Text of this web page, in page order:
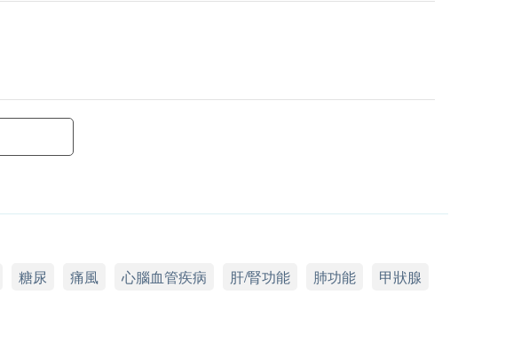
糖尿 痛風 心腦血管疾病 肝/腎功能 肺功能
甲狀腺